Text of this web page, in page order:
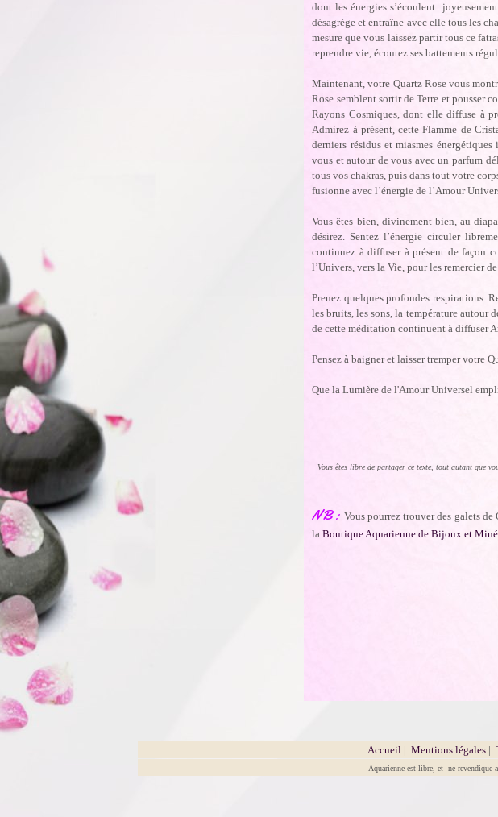
dont les énergies s’écoulent
désagrège et entraîne avec elle tous les
mesure que vous laissez partir tous ce
reprendre vie, écoutez ses battements
Maintenant, votre Quartz Rose vous
Rose semblent sortir de Terre et pousser
Rayons Cosmiques, dont elle diffuse à
Admirez à présent, cette Flamme de
derniers résidus et miasmes
vous et autour de vous avec un parfum
tous vos chakras, puis dans tout votre
fusionne avec l’énergie de l’Amour
Vous êtes bien, divinement bien, au
désirez. Sentez l’énergie circuler
continuez à diffuser à présent de façon
l’Univers, vers la Vie, pour les remercier
Prenez quelques profondes respirations.
les bruits, les sons, la température autour
de cette méditation continuent à diffuser
Pensez à baigner et laisser tremper votre
Que la Lumière de l'Amour Universel
Vous êtes libre de partager ce texte, tout autant que
NB : Vous pourrez trouver des galets
laBoutique Aquarienne de Bijoux et
Accueil | Mentions légales |
Aquarienne est libre, et ne revendique